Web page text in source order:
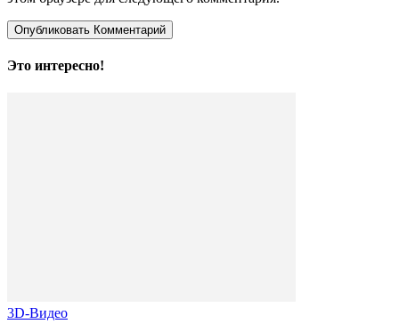
Это интересно!
3D-Видео